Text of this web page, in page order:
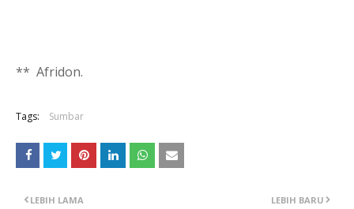
** Afridon.
Tags: Sumbar
LEBIH BARU
LEBIH LAMA